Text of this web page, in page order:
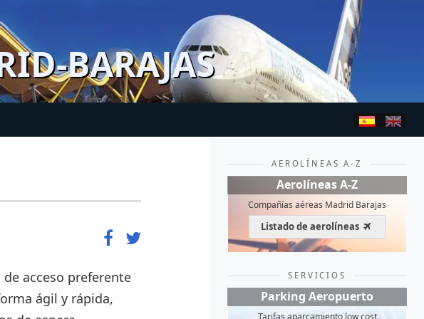
BARAJAS
acceso preferente
ágil y rápida,
AEROLÍNEAS A-Z
Aerolíneas A-Z
Compañías aéreas Madrid Barajas
Listado de aerolíneas
SERVICIOS
Parking Aeropuerto
Tarifas aparcamiento low cost